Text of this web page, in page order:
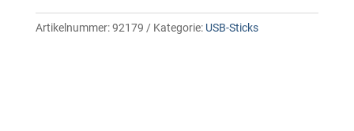
Artikelnummer:92179 Kategorie: USB-Sticks